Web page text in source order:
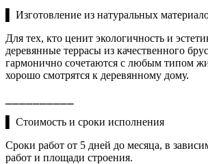
▌ Изготовление из натуральных
Для тех, кто ценит экологичность и
деревянные террасы из качественного
гармонично сочетаются с любым типом
хорошо смотрятся к деревянному дому.
▌ Стоимость и сроки исполнения
Сроки работ от 5 дней до месяца, в
работ и площади строения.